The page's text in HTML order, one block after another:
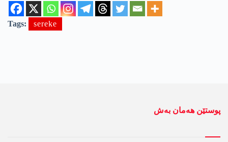
Tags: sereke
پوستێن ھەمان بەش